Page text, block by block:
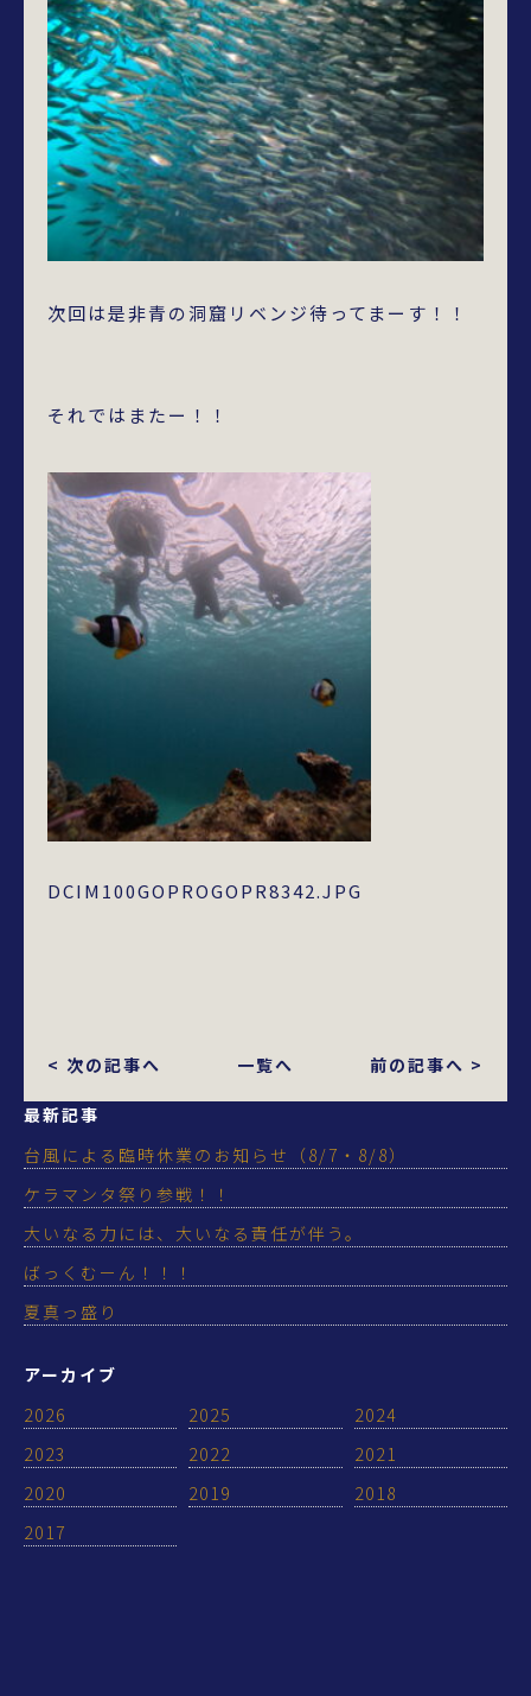
次回は是非青の洞窟リベンジ待ってまーす！！
それではまたー！！
DCIM100GOPROGOPR8342.JPG
< 次の記事へ 一覧へ 前の記事へ >
最新記事
台風による臨時休業のお知らせ（8/7・8/8）
ケラマンタ祭り参戦！！
大いなる力には、大いなる責任が伴う。
ばっくむーん！！！
夏真っ盛り
アーカイブ
2026
2025
2024
2023
2022
2021
2020
2019
2018
2017